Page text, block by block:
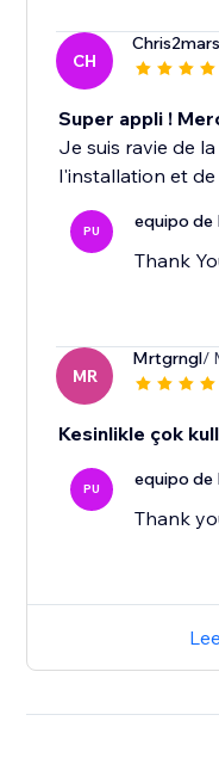
CH
Super appli !
Je suis ravie de
l'installation et
PU equipo de
Thank
MR
Mrtgrngl/
Kesinlikle çok
PU equipo de
Thank